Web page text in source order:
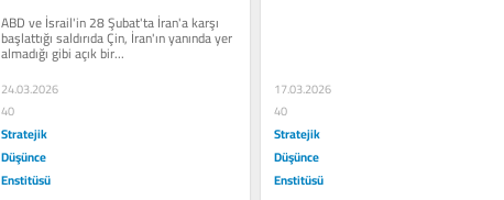
ABD ve İsrail'in 28 Şubat'ta İran'a karşı
başlattığı saldırıda Çin, İran'ın yanında yer
almadığı gibi açık bir...
24.03.2026
40
Stratejik
Düşünce
Enstitüsü
17.03.2026
40
Stratejik
Düşünce
Enstitüsü